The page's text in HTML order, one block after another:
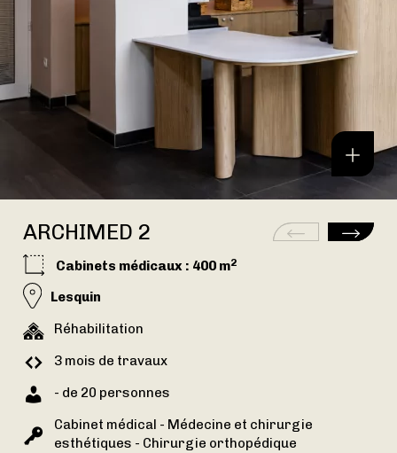
ARCHIMED 2
Cabinets médicaux: 400 m2
Lesquin
Réhabilitation
3 mois de travaux
- de 20 personnes
Cabinet médical - Médecine et chirurgie
esthétiques - Chirurgie orthopédique